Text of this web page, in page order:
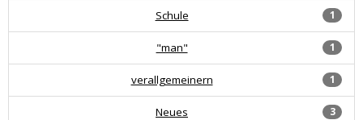
1
Schule
1
"man"
1
verallgemeinern
3
Neues